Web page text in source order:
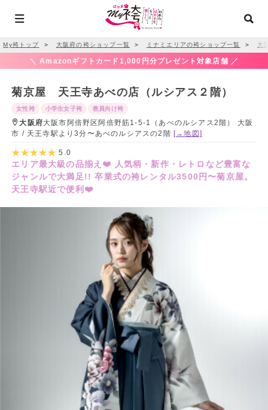
My袴トップ ＞ 大阪府の袴ショップ一覧 ＞ ミナミエリアの袴ショップ一覧 ＞ 大
＼ Amazonギフトカード1,000円分プレゼント対象店舗 ／
菊京屋 天王寺あべの店（ルシアス２階）
女性袴 小学生女子袴 教員向け袴
大阪府大阪市阿倍野区阿倍野筋1-5-1（あべのルシアス2階） 大阪
市 / 天王寺駅より3分〜あべのルシアスの2階 [→地図]
5.0
エリア最大級の品揃え❤️ 人気柄・新作・レトロなど豊富な
ジャンルで大満足!! 卒業式の袴レンタル3500円〜菊京屋。
天王寺駅近で便利❤️